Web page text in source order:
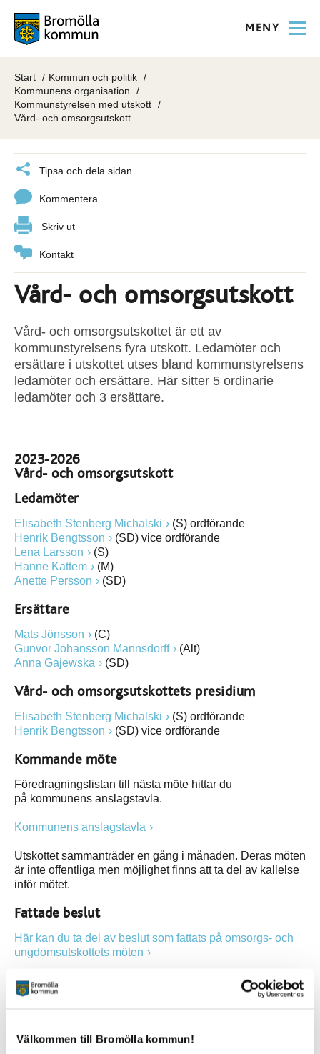
Välkommen till Bromölla kommun!
MENY
Start
Kommun och politik
Kommunens organisation
Kommunstyrelsen med utskott
Vård- och omsorgsutskott
Tipsa och dela sidan
Kommentera
Skriv ut
Kontakt
Vård- och omsorgsutskott
Vård- och omsorgsutskottet är ett av
kommunstyrelsens fyra utskott. Ledamöter och
ersättare i utskottet utses bland kommunstyrelsens
ledamöter och ersättare. Här sitter 5 ordinarie
ledamöter och 3 ersättare.
2023-2026
Vård- och omsorgsutskott
Ledamöter
Elisabeth Stenberg Michalski
(S) ordförande
Henrik Bengtsson
(SD) vice ordförande
Lena Larsson
(S)
Hanne Kattem
(M)
Anette Persson
(SD)
Ersättare
Mats Jönsson
(C)
Gunvor Johansson Mannsdorff
(Alt)
Anna Gajewska
(SD)
Vård- och omsorgsutskottets presidium
Elisabeth Stenberg Michalski
(S) ordförande
Henrik Bengtsson
(SD) vice ordförande
Kommande möte
Föredragningslistan till nästa möte hittar du
på kommunens anslagstavla.
Kommunens anslagstavla
Utskottet sammanträder en gång i månaden. Deras möten
är inte offentliga men möjlighet finns att ta del av kallelse
inför mötet.
Fattade beslut
Här kan du ta del av beslut som fattats på omsorgs- och
ungdomsutskottets möten
Utskottets uppgifter
kommunstyrelsen inom följande områden: